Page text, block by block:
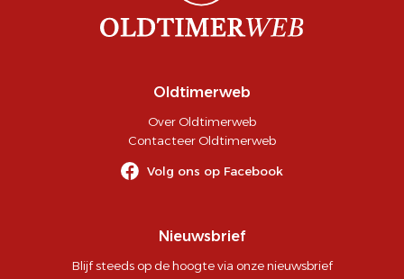
Oldtimerweb
Over Oldtimerweb
Contacteer Oldtimerweb
Volg ons op Facebook
Nieuwsbrief
Blijf steeds op de hoogte via onze nieuwsbrief